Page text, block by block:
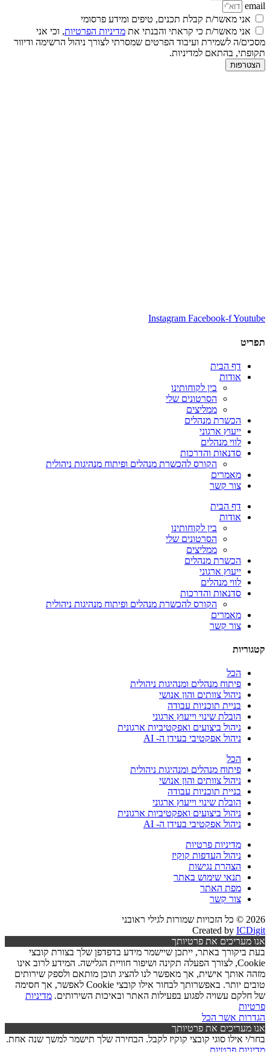
email
אני מאשר/ת קבלת תכנים, טיפים ומידע פרסומי
אני מאשר/ת כי קראתי והבנתי את מדיניות הפרטיות, וכי אני
מסכים/ה לשמירת ועיבוד הפרטים שמסרתי לצורך ניהול הרשימה ודיוור
תקופתי, בהתאם למדיניות.
הצטרפות
Instagram Facebook-fYoutube
תפריט
דף הבית
אודות
בין לקוחותינו
הסרטונים שלי
ממליצים
הכשרת מנהלים
ייעוץ ארגוני
לווי מנהלים
סדנאות והדרכות
הקורס להכשרת מנהלים ופיתוח מנהיגות ניהולית
מאמרים
צור קשר
דף הבית
אודות
בין לקוחותינו
הסרטונים שלי
ממליצים
הכשרת מנהלים
ייעוץ ארגוני
לווי מנהלים
סדנאות והדרכות
הקורס להכשרת מנהלים ופיתוח מנהיגות ניהולית
מאמרים
צור קשר
קטגוריות
הכל
פיתוח מנהלים ומנהיגות ניהולית
ניהול צוותים והון אנושי
בניית תוכניות עבודה
הובלת שינוי וייעוץ ארגוני
ניהול ביצועים ואפקטיביות ארגונית
ניהול אפקטיבי בעידן ה- AI
הכל
פיתוח מנהלים ומנהיגות ניהולית
ניהול צוותים והון אנושי
בניית תוכניות עבודה
הובלת שינוי וייעוץ ארגוני
ניהול ביצועים ואפקטיביות ארגונית
ניהול אפקטיבי בעידן ה- AI
מדיניות פרטיות
ניהול העדפות קוקיז
הצהרת נגישות
תנאי שימוש באתר
מפת האתר
צור קשר
2026 © כל הזכויות שמורות לגילי ראובני
Created by ICDigit
אנו מעריכים את פרטיותך
בעת ביקורך באתר, ייתכן שיישמר מידע בדפדפן שלך בצורת קובצי
Cookie, לצורך הפעלה תקינה ושיפור חוויית הגלישה. המידע לרוב אינו
מזהה אותך אישית, אך מאפשר לנו להציג תוכן מותאם ולספק שירותים
טובים יותר. באפשרותך לבחור אילו קובצי Cookie לאפשר, אך חסימה
של חלקם עשויה לפגוע בפעילות האתר ובאיכות השירותים. מדיניות
פרטיות
הגדרות אשר הכל
אנו מעריכים את פרטיותך
בחר/י אילו סוגי קובצי קוקיז לקבל. הבחירה שלך תישמר למשך שנה אחת.